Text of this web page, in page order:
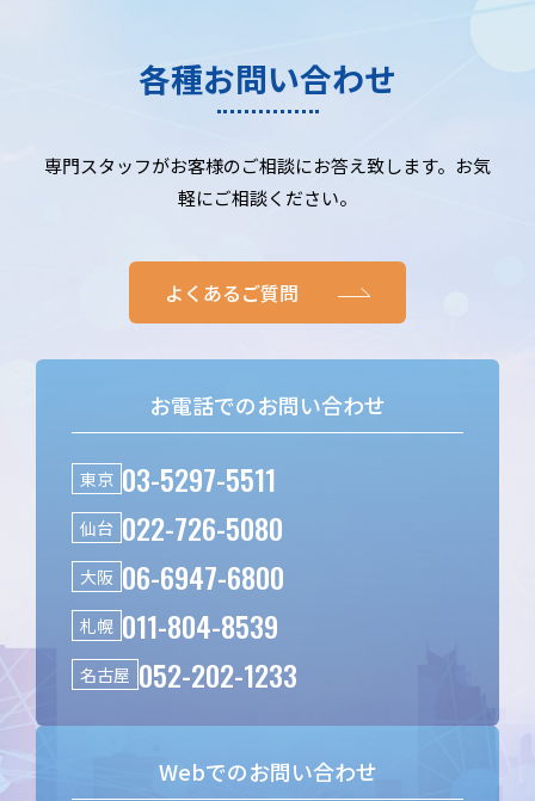
各種お問い合わせ
専門スタッフがお客様のご相談にお答え致します。お気
軽にご相談ください。
よくあるご質問
お電話でのお問い合わせ
東京 03-5297-5511
仙台 022-726-5080
大阪 06-6947-6800
札幌 011-804-8539
名古屋 052-202-1233
Webでのお問い合わせ